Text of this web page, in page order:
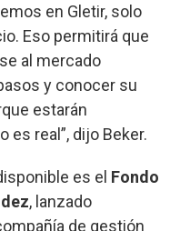
en Gletir, solo
Eso permitirá que
al mercado
y conocer su
estarán
es real”, dijo Beker.
es el Fondo
, lanzado
de gestión